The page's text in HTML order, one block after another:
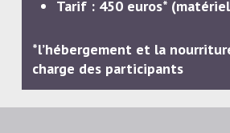
Tarif : 450 euros*
*l’hébergement et la
charge des participants